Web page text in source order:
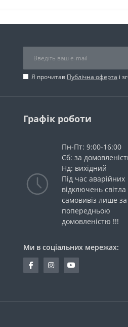
Я прочитав Публічна оферта і
Графік роботи
Пн-Пт: 9:00-16:00
Сб: за
Нд: вихідний
Під час аварійних
відключень світла
самовивіз лише за
попередньою
домовленістю !!!
Ми в соціальних мережах: